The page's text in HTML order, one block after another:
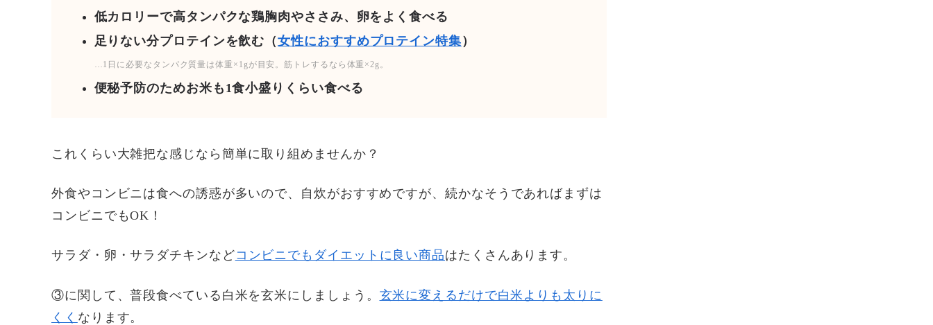
低カロリーで高タンパクな鶏胸肉やささみ、卵をよく食べる
足りない分プロテインを飲む（女性におすすめプロテイン特集）
…1日に必要なタンパク質量は体重×1gが目安。筋トレするなら体重×2g。
便秘予防のためお米も1食小盛りくらい食べる
これくらい大雑把な感じなら簡単に取り組めませんか？
外食やコンビニは食への誘惑が多いので、自炊がおすすめですが、続かなそうであればまずは
コンビニでもOK！
サラダ・卵・サラダチキンなどコンビニでもダイエットに良い商品はたくさんあります。
③に関して、普段食べている白米を玄米にしましょう。 玄米に変えるだけで白米よりも太りに
くく なります。